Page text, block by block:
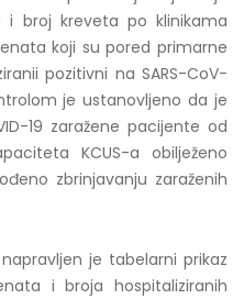
i broj kreveta po klinikama
koji su pored primarne
pozitivni na SARS-CoV-
je ustanovljeno da je
19 zaražene pacijente od
KCUS-a obilježeno
zbrinjavanju zaraženih
je tabelarni prikaz
i broja hospitaliziranih